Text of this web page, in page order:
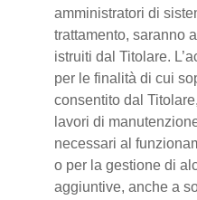
amministratori di
trattamento, saranno
istruiti dal Titolare.
per le finalità di cui
consentito dal
lavori di
necessari al
o per la gestione di
aggiuntive, anche a